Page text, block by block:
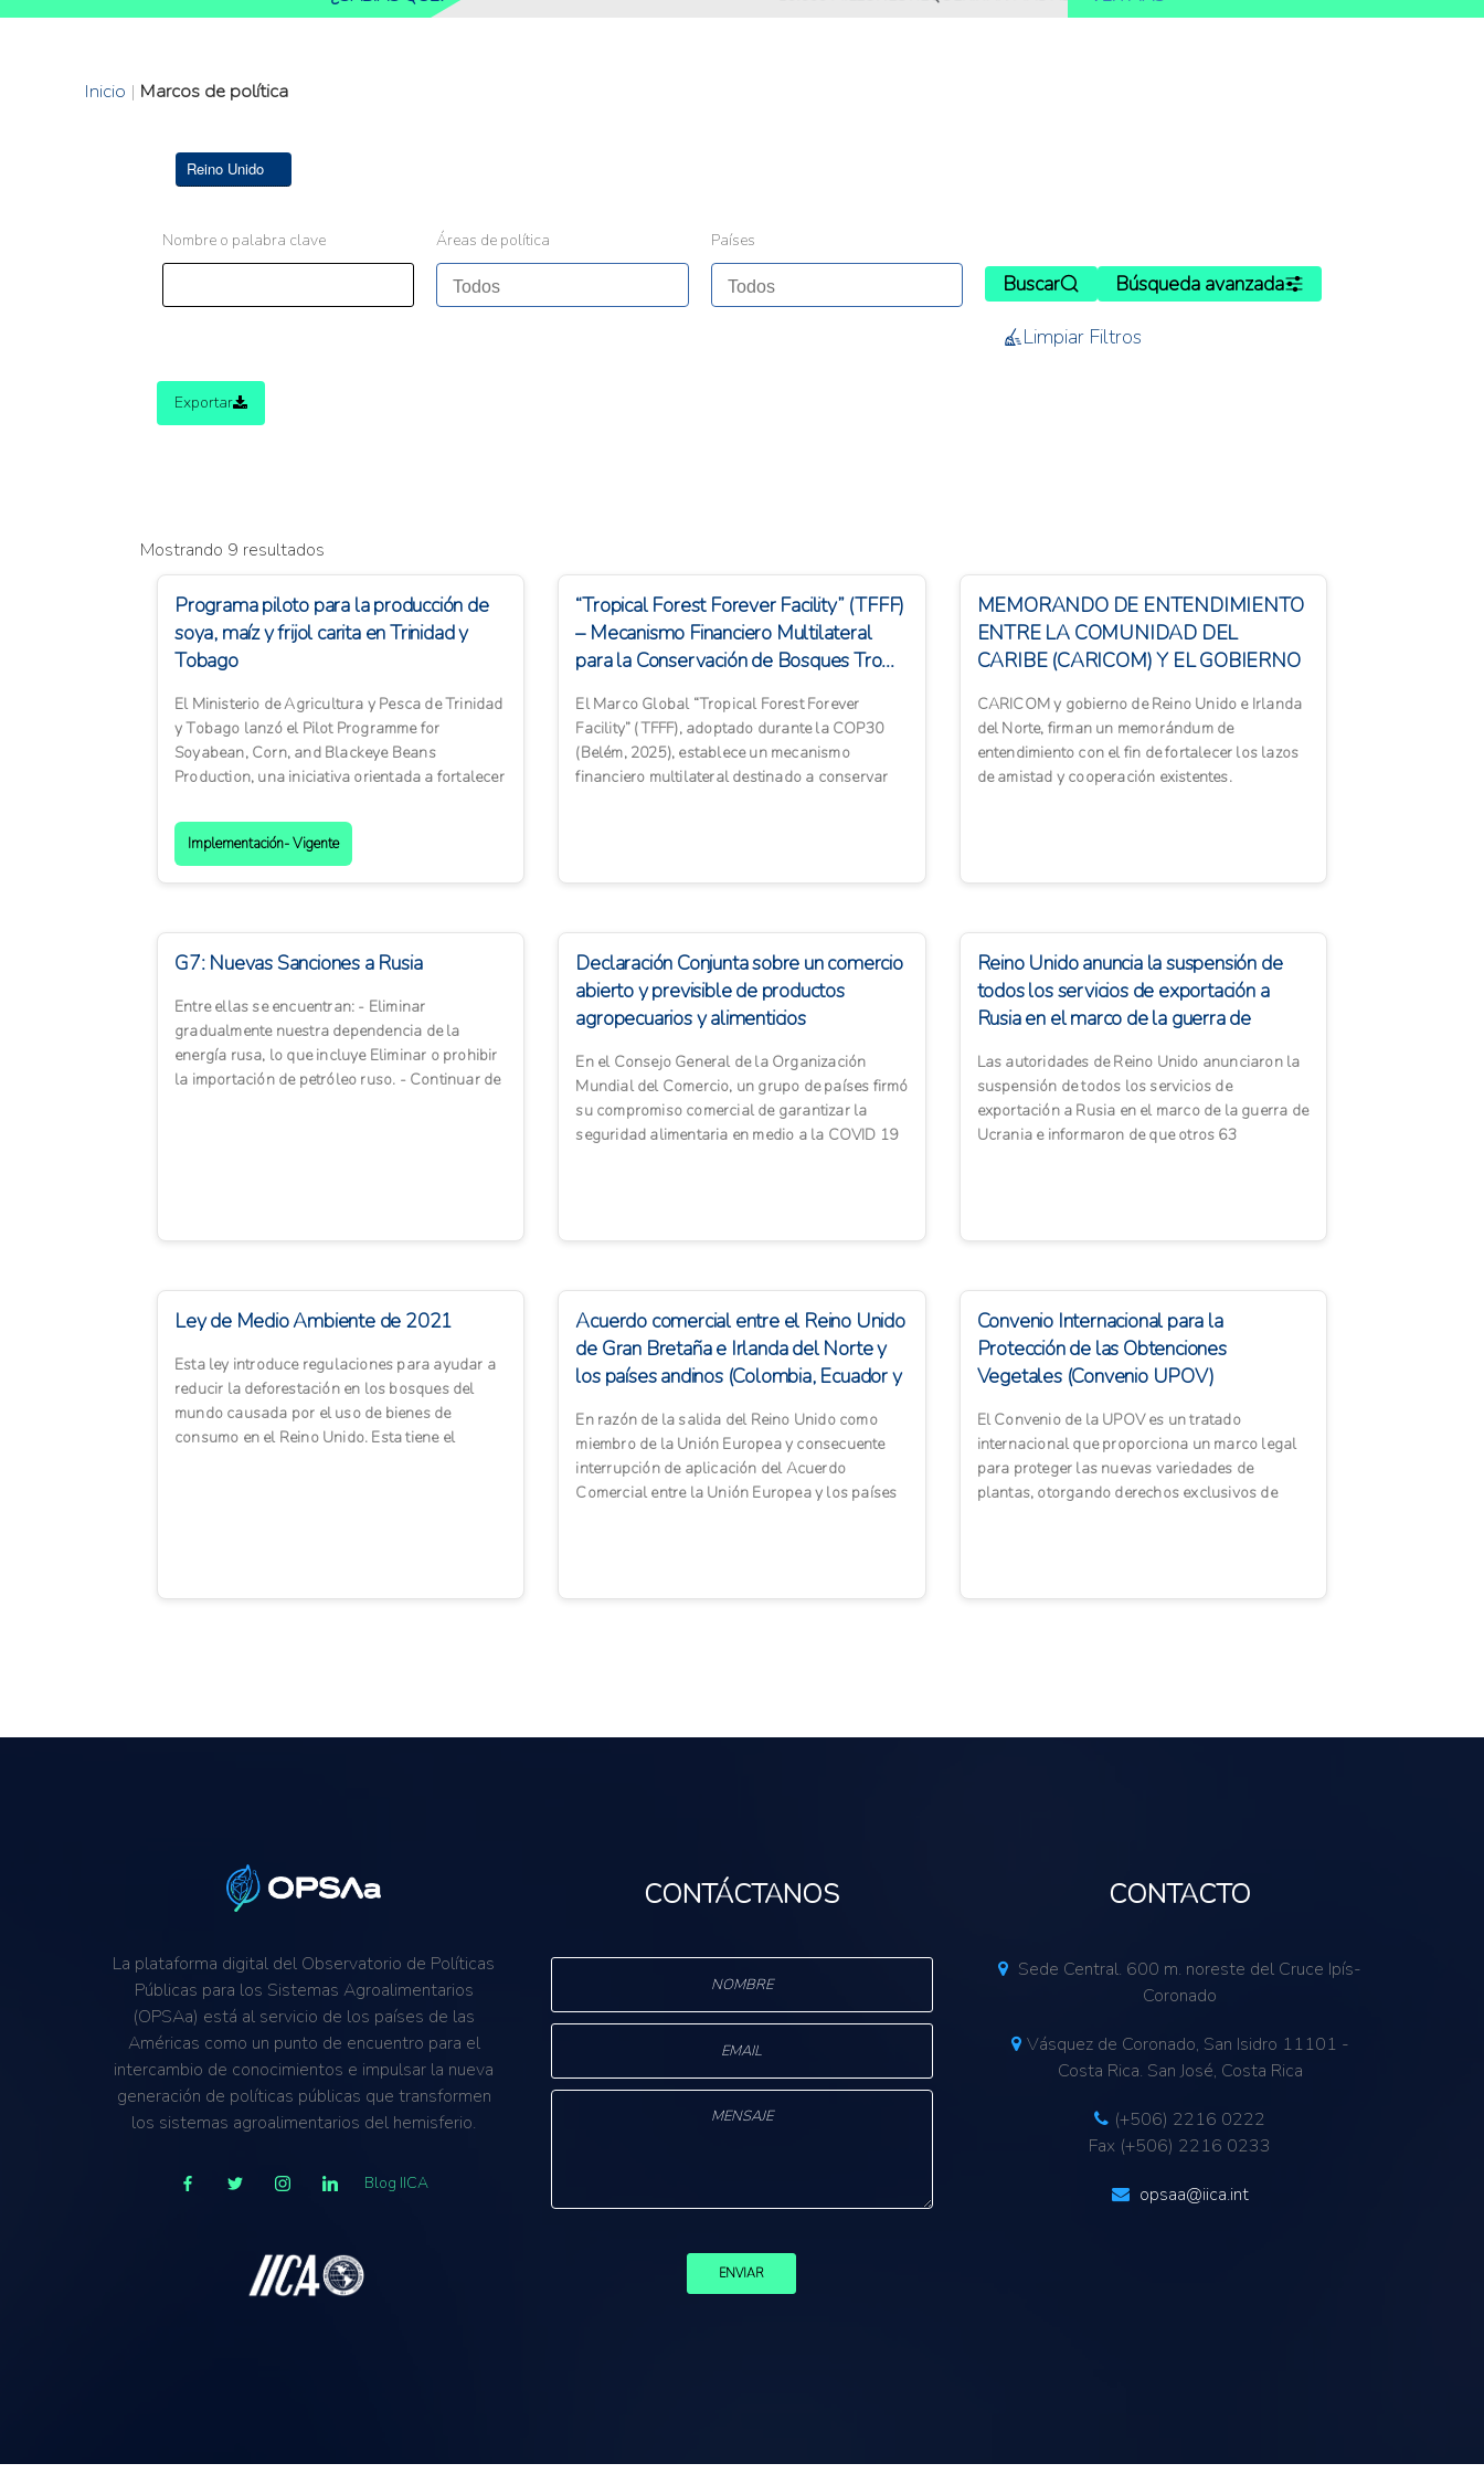
Inicio | Marcos de política
Reino Unido
Nombre o palabra clave Áreas de política Países
Buscar
Búsqueda avanzada
Limpiar Filtros
Exportar
Mostrando 9 resultados
Programa piloto para la producción de
soya, maíz y frijol carita en Trinidad y
Tobago
El Ministerio de Agricultura y Pesca de Trinidad
y Tobago lanzó el Pilot Programme for
Soyabean, Corn, and Blackeye Beans
Production, una iniciativa orientada a fortalecer
Implementación- Vigente
“Tropical Forest Forever Facility” (TFFF)
– Mecanismo Financiero Multilateral
para la Conservación de Bosques Tro...
El Marco Global “Tropical Forest Forever
Facility” (TFFF), adoptado durante la COP30
(Belém, 2025), establece un mecanismo
financiero multilateral destinado a conservar
MEMORANDO DE ENTENDIMIENTO
ENTRE LA COMUNIDAD DEL
CARIBE (CARICOM) Y EL GOBIERNO
BRETAÑA E IRLA...
CARICOM y gobierno de Reino Unido e Irlanda
del Norte, firman un memorándum de
entendimiento con el fin de fortalecer los lazos
de amistad y cooperación existentes.
G7: Nuevas Sanciones a Rusia
Entre ellas se encuentran: - Eliminar
gradualmente nuestra dependencia de la
energía rusa, lo que incluye Eliminar o prohibir
la importación de petróleo ruso. - Continuar de
Declaración Conjunta sobre un comercio
abierto y previsible de productos
agropecuarios y alimenticios
En el Consejo General de la Organización
Mundial del Comercio, un grupo de países firmó
su compromiso comercial de garantizar la
seguridad alimentaria en medio a la COVID 19
Reino Unido anuncia la suspensión de
todos los servicios de exportación a
Rusia en el marco de la guerra de
Las autoridades de Reino Unido anunciaron la
suspensión de todos los servicios de
exportación a Rusia en el marco de la guerra de
Ucrania e informaron de que otros 63
Ley de Medio Ambiente de 2021
Esta ley introduce regulaciones para ayudar a
reducir la deforestación en los bosques del
mundo causada por el uso de bienes de
consumo en el Reino Unido. Esta tiene el
Acuerdo comercial entre el Reino Unido
de Gran Bretaña e Irlanda del Norte y
los países andinos (Colombia, Ecuador y
En razón de la salida del Reino Unido como
miembro de la Unión Europea y consecuente
interrupción de aplicación del Acuerdo
Comercial entre la Unión Europea y los países
Convenio Internacional para la
Protección de las Obtenciones
Vegetales (Convenio UPOV)
El Convenio de la UPOV es un tratado
internacional que proporciona un marco legal
para proteger las nuevas variedades de
plantas, otorgando derechos exclusivos de
La plataforma digital del Observatorio de Políticas
Públicas para los Sistemas Agroalimentarios
(OPSAa) está al servicio de los países de las
Américas como un punto de encuentro para el
intercambio de conocimientos e impulsar la nueva
generación de políticas públicas que transformen
los sistemas agroalimentarios del hemisferio.
Blog IICA
CONTÁCTANOS
ENVIAR
CONTACTO
Sede Central. 600 m. noreste del Cruce Ipís-
Coronado
Vásquez de Coronado, San Isidro 11101 -
Costa Rica. San José, Costa Rica
(+506) 2216 0222
Fax (+506) 2216 0233
opsaa@iica.int